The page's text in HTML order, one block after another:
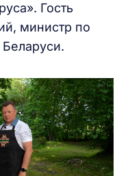
Гость
министр по